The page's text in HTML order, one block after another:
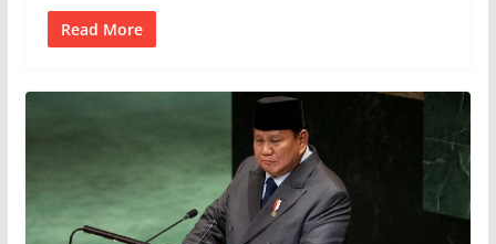
Read More